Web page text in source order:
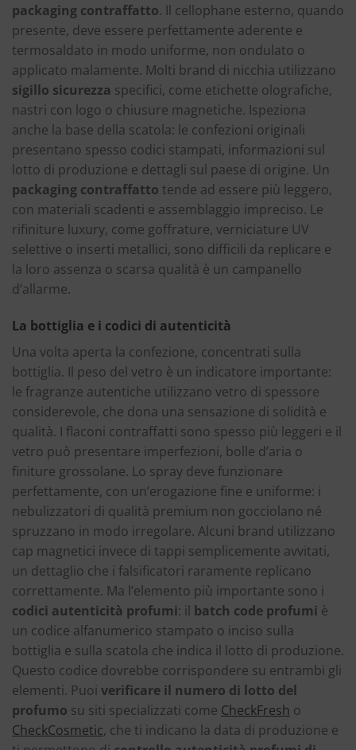
packaging contraffatto. Il cellophane esterno, quando
presente, deve essere perfettamente aderente e
termosaldato in modo uniforme, non ondulato o
applicato malamente. Molti brand di nicchia utilizzano
sigillo sicurezza specifici, come etichette olografiche,
nastri con logo o chiusure magnetiche. Ispeziona
anche la base della scatola: le confezioni originali
presentano spesso codici stampati, informazioni sul
lotto di produzione e dettagli sul paese di origine. Un
packaging contraffatto tende ad essere più leggero,
con materiali scadenti e assemblaggio impreciso. Le
rifiniture luxury, come goffrature, verniciature UV
selettive o inserti metallici, sono difficili da replicare e
la loro assenza o scarsa qualità è un campanello
d’allarme.
La bottiglia e i codici di autenticità
Una volta aperta la confezione, concentrati sulla
bottiglia. Il peso del vetro è un indicatore importante:
le fragranze autentiche utilizzano vetro di spessore
considerevole, che dona una sensazione di solidità e
qualità. I flaconi contraffatti sono spesso più leggeri e il
vetro può presentare imperfezioni, bolle d’aria o
finiture grossolane. Lo spray deve funzionare
perfettamente, con un’erogazione fine e uniforme: i
nebulizzatori di qualità premium non gocciolano né
spruzzano in modo irregolare. Alcuni brand utilizzano
cap magnetici invece di tappi semplicemente avvitati,
un dettaglio che i falsificatori raramente replicano
correttamente. Ma l’elemento più importante sono i
codici autenticità profumi: il batch code profumi è
un codice alfanumerico stampato o inciso sulla
bottiglia e sulla scatola che indica il lotto di produzione.
Questo codice dovrebbe corrispondere su entrambi gli
elementi. Puoi verificare il numero di lotto del
profumo su siti specializzati come CheckFresh o
CheckCosmetic, che ti indicano la data di produzione e